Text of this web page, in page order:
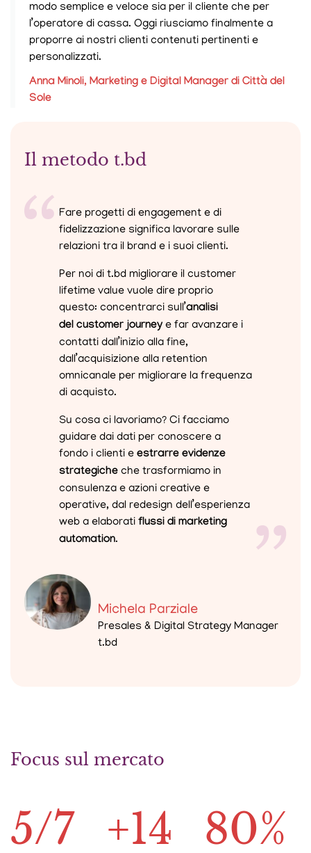
modo semplice e veloce sia per il cliente che per
l’operatore di cassa. Oggi riusciamo finalmente a
proporre ai nostri clienti contenuti pertinenti e
personalizzati.
Anna Minoli, Marketing e Digital Manager di Città del
Sole
Il metodo t.bd
Fare progetti di engagement e di
fidelizzazione significa lavorare sulle
relazioni tra il brand e i suoi clienti.
Per noi di t.bd migliorare il customer
lifetime value vuole dire proprio
questo: concentrarci sull’analisi
del customer journey e far avanzare i
contatti dall’inizio alla fine,
dall’acquisizione alla retention
omnicanale per migliorare la frequenza
di acquisto.
Su cosa ci lavoriamo? Ci facciamo
guidare dai dati per conoscere a
fondo i clienti e estrarre evidenze
strategiche che trasformiamo in
consulenza e azioni creative e
operative, dal redesign dell’esperienza
web a elaborati flussi di marketing
automation.
Michela Parziale
Presales & Digital Strategy Manager
t.bd
Focus sul mercato
5/7 +14 80%